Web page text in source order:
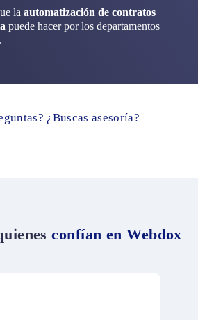
la automatización de contratos
puede hacer por los departamentos
¿Buscas asesoría?
confían enWebdox